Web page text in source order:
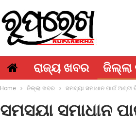
ରାଜ୍ୟ ଖବର
Home ଜିଲ୍ଲା ଖବର ସମସ୍ୟା ସମାଧାନ ପାଇଁ
ସମସ୍ୟା ସମାଧାନ